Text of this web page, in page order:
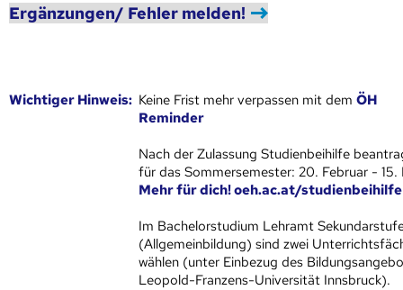
Ergänzungen/ Fehler melden!
Wich­ti­ger Hin­weis: Keine Frist mehr verpassen mit demÖH
Reminder
Nach der Zulassung Studienbeihilfe
für das Sommersemester: 20. Februar - 15.
Mehr für dich! oeh.ac.at/studienbeihilfe
Im Bachelorstudium Lehramt
(Allgemeinbildung) sind zwei
wählen (unter Einbezug des
Leopold-Franzens-Universität Innsbruck).